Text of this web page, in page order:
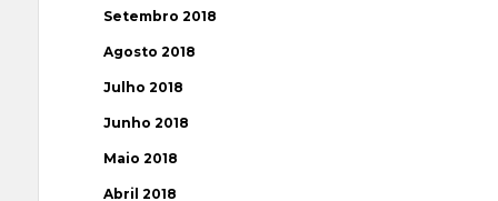
Setembro 2018
Agosto 2018
Julho 2018
Junho 2018
Maio 2018
Abril 2018